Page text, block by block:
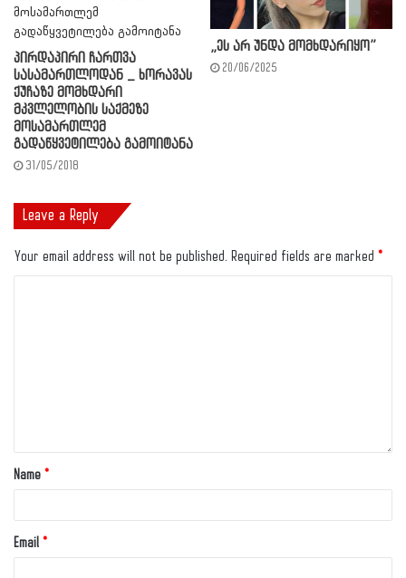
პირდაპირი ჩართვა
სასამართლოდან _ ხორავას
ქუჩაზე მომხდარი
მკვლელობის საქმეზე
მოსამართლემ
გადაწყვეტილება გამოიტანა
31/05/2018
„ეს არ უნდა მომ­ხდა­რი­ყო”
20/06/2025
Leave a Reply
Your email address will not be published. Required fields are marked *
Name *
Email *